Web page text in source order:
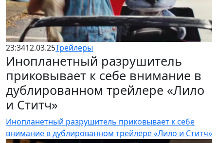
23:3412.03.25Трейлеры
Инопланетный разрушитель
приковывает к себе внимание в
дублированном трейлере «Лило
и Ститч»
Инопланетный разрушитель приковывает к себе
внимание в дублированном трейлере «Лило и Ститч»